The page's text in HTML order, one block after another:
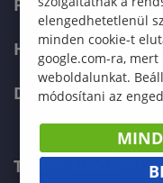
FELVÉTELIZŐKNEK
HALLGATÓKNAK
DOKTORI ISKOLA
TELEFONKÖNYV
elengedhetetlenül
minden cookie-t
google.com-ra,
weboldalunkat.
módosítani az